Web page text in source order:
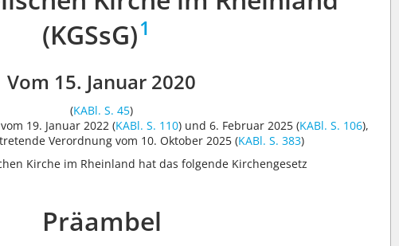
(KGSsG)1
Vom 15. Januar 2020
(KABl. S. 45)
19. Januar 2022 (KABl. S. 110) und 6. Februar 2025 (KABl. S. 106),
Verordnung vom 10. Oktober 2025 (KABl. S. 383)
Kirche im Rheinland hat das folgende Kirchengesetz
Präambel